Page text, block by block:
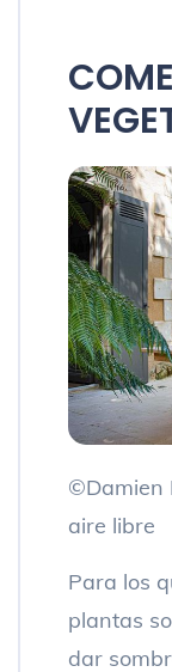
©Damien
aire libre
Para los
plantas
dar